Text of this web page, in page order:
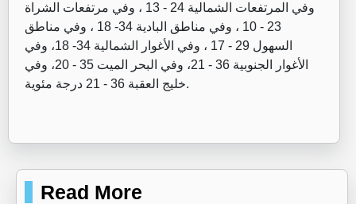
وفي المرتفعات الشمالية 24 - 13 ، وفي مرتفعات الشراة
23 - 10 ، وفي مناطق البادية 34- 18 ، وفي مناطق
السهول 29 - 17 ، وفي الأغوار الشمالية 34- 18، وفي
الأغوار الجنوبية 36 - 21، وفي البحر الميت 35 - 20، وفي
خليج العقبة 36 - 21 درجة مئوية.
Read More